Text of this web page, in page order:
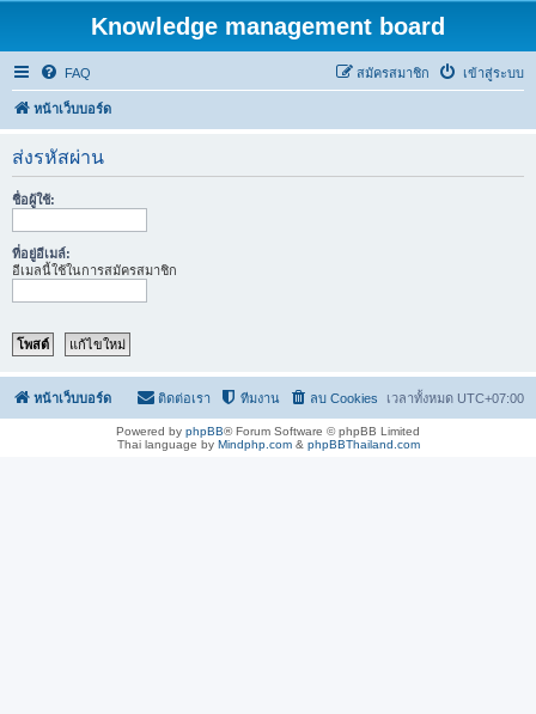
Knowledge management board
FAQ เข้าสู่ระบบ
สมัครสมาชิก
หน้าเว็บบอร์ด
ส่งรหัสผ่าน
ชื่อผู้ใช้:
ที่อยู่อีเมล์:
อีเมลนี้ใช้ในการสมัครสมาชิก
หน้าเว็บบอร์ด เวลาทั้งหมด UTC+07:00
ลบ Cookies
ทีมงาน
ติดต่อเรา
Powered by phpBB® Forum Software © phpBB Limited
Thai language by Mindphp.com& phpBBThailand.com